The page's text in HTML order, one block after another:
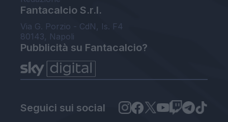
Fantacalcio S.r.l.
Via G. Porzio - CdN, Is. F4
80143, Napoli
Pubblicità su Fantacalcio?
Seguici sui social